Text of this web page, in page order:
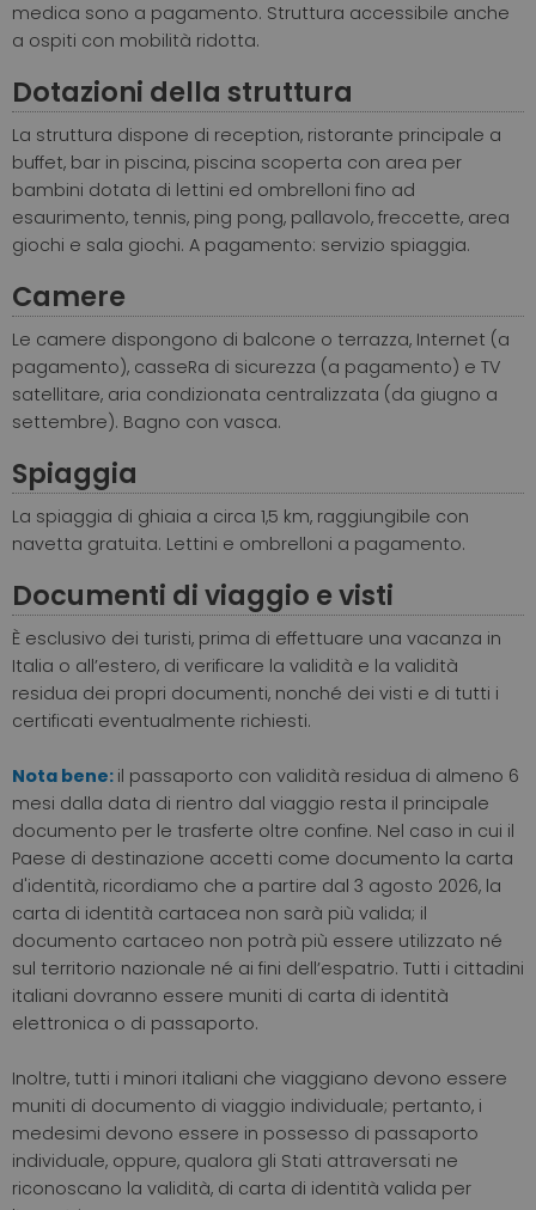
medica sono a pagamento. Struttura accessibile anche
a ospiti con mobilità ridotta.
Dotazioni della struttura
La struttura dispone di reception, ristorante principale a
buffet, bar in piscina, piscina scoperta con area per
bambini dotata di lettini ed ombrelloni fino ad
esaurimento, tennis, ping pong, pallavolo, freccette, area
giochi e sala giochi. A pagamento: servizio spiaggia.
Camere
Le camere dispongono di balcone o terrazza, Internet (a
pagamento), casseRa di sicurezza (a pagamento) e TV
satellitare, aria condizionata centralizzata (da giugno a
settembre). Bagno con vasca.
Spiaggia
La spiaggia di ghiaia a circa 1,5 km, raggiungibile con
navetta gratuita. Lettini e ombrelloni a pagamento.
Documenti di viaggio e visti
È esclusivo dei turisti, prima di effettuare una vacanza in
Italia o all’estero, di verificare la validità e la validità
residua dei propri documenti, nonché dei visti e di tutti i
certificati eventualmente richiesti.
Nota bene: il passaporto con validità residua di almeno 6
mesi dalla data di rientro dal viaggio resta il principale
documento per le trasferte oltre confine. Nel caso in cui il
Paese di destinazione accetti come documento la carta
d'identità, ricordiamo che a partire dal 3 agosto 2026, la
carta di identità cartacea non sarà più valida; il
documento cartaceo non potrà più essere utilizzato né
sul territorio nazionale né ai fini dell’espatrio. Tutti i cittadini
italiani dovranno essere muniti di carta di identità
elettronica o di passaporto.
Inoltre, tutti i minori italiani che viaggiano devono essere
muniti di documento di viaggio individuale; pertanto, i
medesimi devono essere in possesso di passaporto
individuale, oppure, qualora gli Stati attraversati ne
riconoscano la validità, di carta di identità valida per